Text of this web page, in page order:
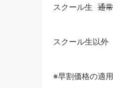
スクール生 通
スクール生以外
※早割価格の適